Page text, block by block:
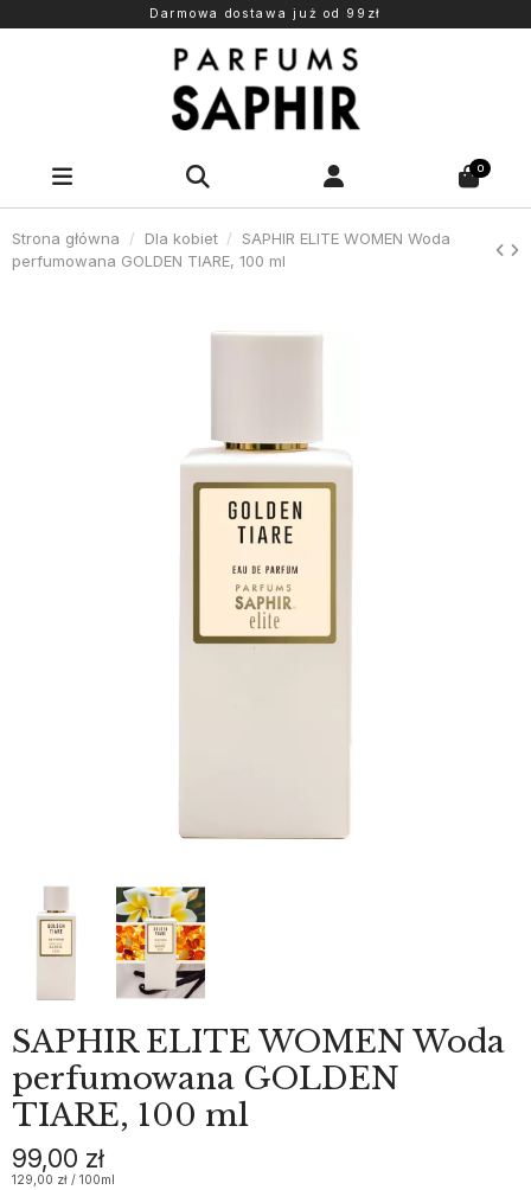
Darmowa dostawa już od 99zł
0
Strona główna Dla kobiet
SAPHIR ELITE WOMEN Woda
perfumowana GOLDEN TIARE, 100 ml
SAPHIR ELITE WOMEN Woda
perfumowana GOLDEN
TIARE, 100 ml
99,00 zł
129,00 zł / 100ml